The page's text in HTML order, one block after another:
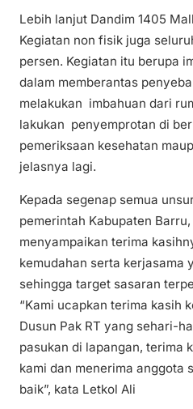
Lebih lanjut Dandim 1405
Kegiatan non fisik juga
persen. Kegiatan itu berupa
dalam memberantas
melakukan imbahuan dari
lakukan penyemprotan di
pemeriksaan kesehatan
jelasnya lagi.
Kepada segenap semua
pemerintah Kabupaten
menyampaikan terima
kemudahan serta kerjasama
sehingga target sasaran
“Kami ucapkan terima kasih
Dusun Pak RT yang sehari-
pasukan di lapangan, terima
kami dan menerima anggota
baik”, kata Letkol Ali